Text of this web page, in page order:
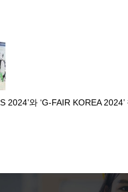
2024’와 ‘G-FAIR KOREA 2024’